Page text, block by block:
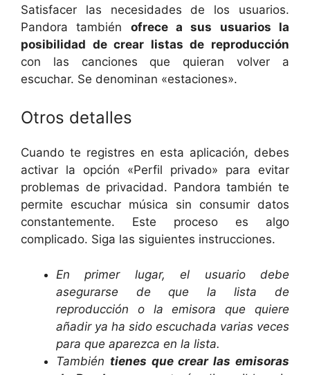
Satisfacer las necesidades de los usuarios.
Pandora también ofrece a sus usuarios la
posibilidad de crear listas de reproducción
con las canciones que quieran volver a
escuchar. Se denominan «estaciones».
Otros detalles
Cuando te registres en esta aplicación, debes
activar la opción «Perfil privado» para evitar
problemas de privacidad. Pandora también te
permite escuchar música sin consumir datos
constantemente. Este proceso es algo
complicado. Siga las siguientes instrucciones.
En primer lugar, el usuario debe
asegurarse de que la lista de
reproducción o la emisora que quiere
añadir ya ha sido escuchada varias veces
para que aparezca en la lista.
También tienes que crear las emisoras